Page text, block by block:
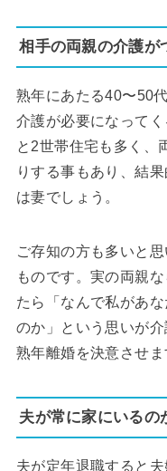
相手の両親の介護が
熟年にあたる40〜50
介護が必要になって
と2世帯住宅も多く、
りする事もあり、結
は妻でしょう。
ご存知の方も多いと
ものです。実の両親
たら「なんで私があ
のか」という思いが介
熟年離婚を決意させま
夫が常に家にいるの
夫が定年退職すると